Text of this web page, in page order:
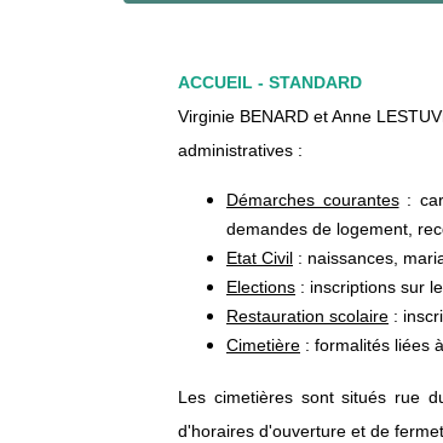
ACCUEIL - STANDARD
Virginie BENARD et Anne
administratives :
Démarches courantes:
demandes de logement,
Etat Civil : naissances,
Elections : inscriptions sur
Restauration scolaire :
Cimetière : formalités liées
Les cimetières sont situés rue
d'horaires d'ouverture et de